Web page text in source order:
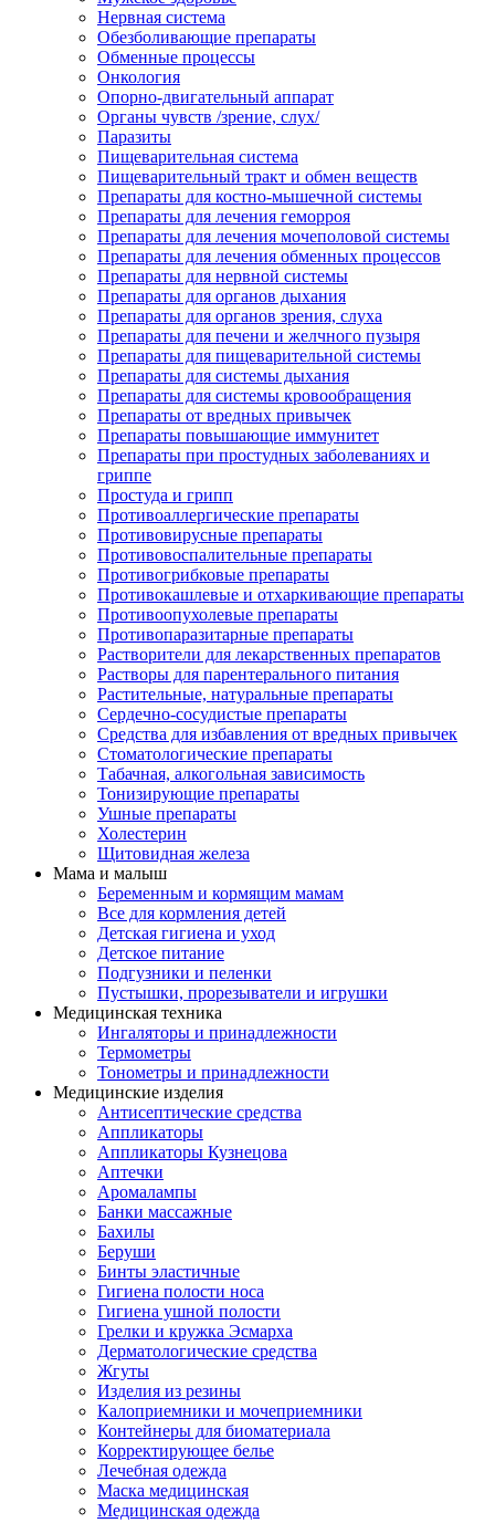
Нервная система
Обезболивающие препараты
Обменные процессы
Онкология
Опорно-двигательный аппарат
Органы чувств /зрение, слух/
Паразиты
Пищеварительная система
Пищеварительный тракт и обмен веществ
Препараты для костно-мышечной системы
Препараты для лечения геморроя
Препараты для лечения мочеполовой системы
Препараты для лечения обменных процессов
Препараты для нервной системы
Препараты для органов дыхания
Препараты для органов зрения, слуха
Препараты для печени и желчного пузыря
Препараты для пищеварительной системы
Препараты для системы дыхания
Препараты для системы кровообращения
Препараты от вредных привычек
Препараты повышающие иммунитет
Препараты при простудных заболеваниях и
гриппе
Простуда и грипп
Противоаллергические препараты
Противовирусные препараты
Противовоспалительные препараты
Противогрибковые препараты
Противокашлевые и отхаркивающие препараты
Противоопухолевые препараты
Противопаразитарные препараты
Растворители для лекарственных препаратов
Растворы для парентерального питания
Растительные, натуральные препараты
Сердечно-сосудистые препараты
Средства для избавления от вредных привычек
Стоматологические препараты
Табачная, алкогольная зависимость
Тонизирующие препараты
Ушные препараты
Холестерин
Щитовидная железа
Мама и малыш
Беременным и кормящим мамам
Все для кормления детей
Детская гигиена и уход
Детское питание
Подгузники и пеленки
Пустышки, прорезыватели и игрушки
Медицинская техника
Ингаляторы и принадлежности
Термометры
Тонометры и принадлежности
Медицинские изделия
Антисептические средства
Аппликаторы
Аппликаторы Кузнецова
Аптечки
Аромалампы
Банки массажные
Бахилы
Беруши
Бинты эластичные
Гигиена полости носа
Гигиена ушной полости
Грелки и кружка Эсмарха
Дерматологические средства
Жгуты
Изделия из резины
Калоприемники и мочеприемники
Контейнеры для биоматериала
Корректирующее белье
Лечебная одежда
Маска медицинская
Медицинская одежда